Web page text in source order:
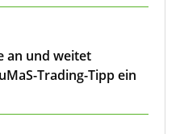
an und weitet
Trading-Tipp ein